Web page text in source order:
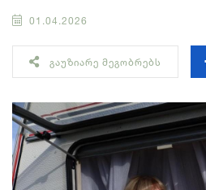
01.04.2026
ᲒᲐᲣᲖᲘᲐᲠᲔ ᲛᲔᲒᲝᲑᲠᲔᲑᲡ